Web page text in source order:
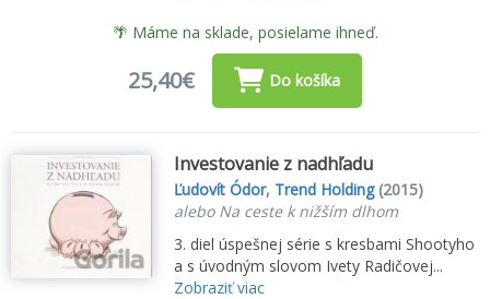
🌴 Máme na sklade, posielame ihneď.
25,40€ Do košíka
Investovanie z nadhľadu
Ľudovít Ódor, Trend Holding(2015)
alebo Na ceste k nižším dlhom
3. diel úspešnej série s kresbami Shootyho
a s úvodným slovom Ivety Radičovej...
Zobraziť viac